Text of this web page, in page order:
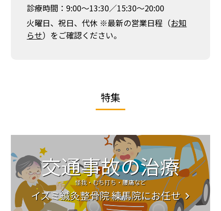
診療時間：9:00～13:30／15:30～20:00
火曜日、祝日、代休 ※最新の営業日程（お知
らせ）をご確認ください。
特集
交通事故の治療
怪我・むち打ち・腰痛など
イズミ鍼灸整骨院 練馬院にお任せ